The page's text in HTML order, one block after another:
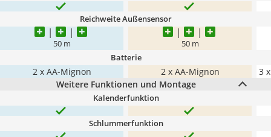
Reichweite Außensensor
50 m 50 m
Batterie
2 x AA-Mignon 2 x AA-Mignon
3
Weitere Funktionen und Montage
Kalenderfunktion
Schlummerfunktion